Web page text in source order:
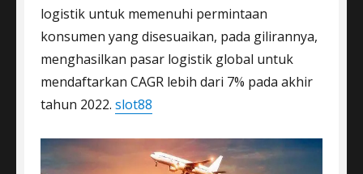
logistik untuk memenuhi permintaan
konsumen yang disesuaikan, pada gilirannya,
menghasilkan pasar logistik global untuk
mendaftarkan CAGR lebih dari 7% pada akhir
tahun 2022. slot88